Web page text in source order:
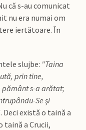
că s-au comunicat
nu era numai om
iertătoare. În
slujbe: "Taina
prin tine,
pământ s-a arătat;
Se şi
. Deci există o taină a
taină a Crucii,